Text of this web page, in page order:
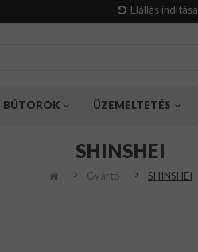
Elállás indítása
BÚTOROK ÜZEMELTETÉS
SHINSHEI
Gyártó SHINSHEI